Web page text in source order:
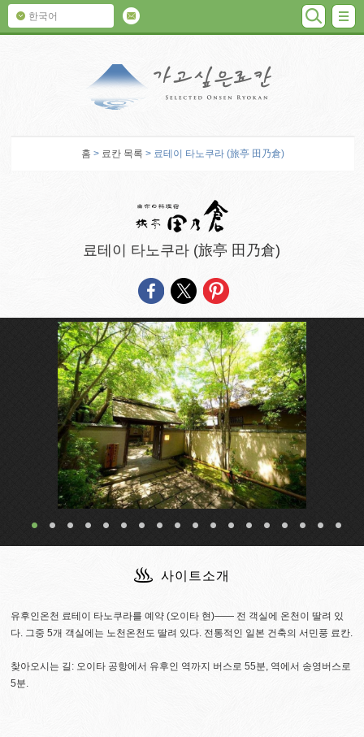
한국어 검색
홈 > 료칸 목록 > 료테이 타노쿠라 (旅亭 田乃倉)
료테이 타노쿠라 (旅亭 田乃倉)
노천온천과 옥내 욕실 온천딸린 객실
사이트소개
유후인온천 료테이 타노쿠라를 예약 (오이타 현)―― 전 객실에 온천이 딸려 있
다. 그중 5개 객실에는 노천온천도 딸려 있다. 전통적인 일본 건축의 서민풍 료칸.
찾아오시는 길: 오이타 공항에서 유후인 역까지 버스로 55분, 역에서 송영버스로
5분.